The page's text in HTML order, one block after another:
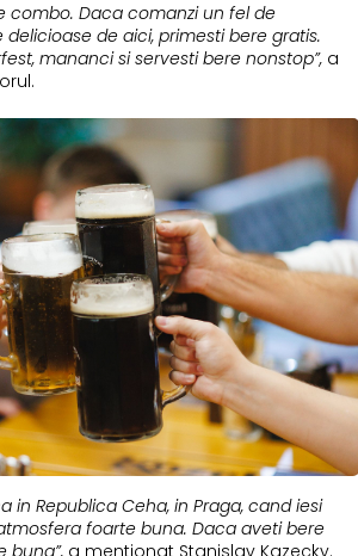
combo. Daca comanzi un fel de
de aici, primesti bere gratis.
mananci si servesti bere nonstop”, a
in Republica Ceha, in Praga, cand iesi
foarte buna. Daca aveti bere